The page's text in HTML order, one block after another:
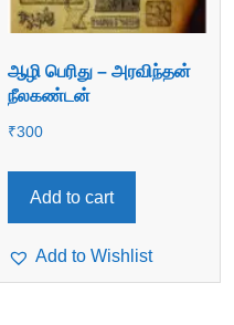
ஆழி பெரிது – அரவிந்தன்
நீலகண்டன்
₹300
Add to cart
Add to Wishlist